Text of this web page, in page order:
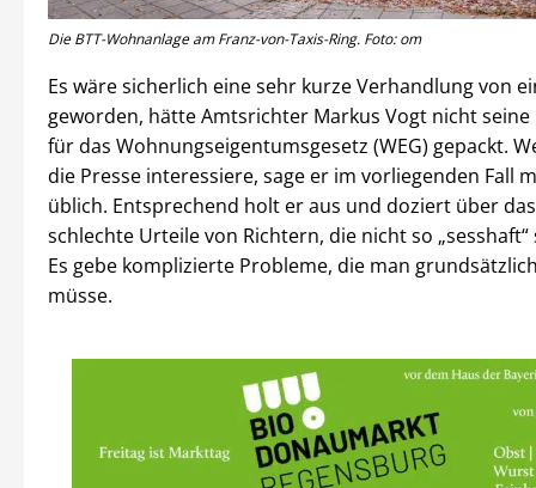
Die BTT-Wohnanlage am Franz-von-Taxis-Ring. Foto: om
Es wäre sicherlich eine sehr kurze Verhandlung von
geworden, hätte Amtsrichter Markus Vogt nicht seine
für das Wohnungseigentumsgesetz (WEG) gepackt.
die Presse interessiere, sage er im vorliegenden Fall
üblich. Entsprechend holt er aus und doziert über
schlechte Urteile von Richtern, die nicht so „sesshaft“
Es gebe komplizierte Probleme, die man
müsse.